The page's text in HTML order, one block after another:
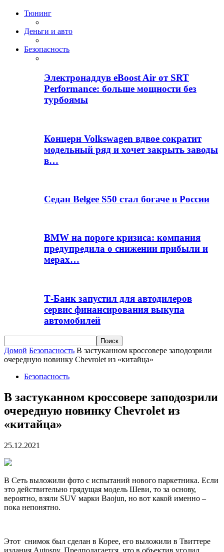
Тюнинг
Деньги и авто
Безопасность
Электронаддув eBoost Air от SRT
Performance: больше мощности без
турбоямы
Концерн Volkswagen вдвое сократит
модельный ряд и хочет закрыть заводы
в…
Седан Belgee S50 стал богаче в России
BMW на пороге кризиса: компания
предупредила о снижении прибыли и
мерах…
Т-Банк запустил для автодилеров
сервис финансирования выкупа
автомобилей
Домой Безопасность В застуканном кроссовере заподозрили
очередную новинку Chevrolet из «китайца»
Безопасность
В застуканном кроссовере заподозрили
очередную новинку Chevrolet из
«китайца»
25.12.2021
В Сеть выложили фото с испытаний нового паркетника. Если
это действительно грядущая модель Шеви, то за основу,
вероятно, взяли SUV марки Baojun, но вот какой именно –
пока непонятно.
Этот снимок был сделан в Корее, его выложили в Твиттере